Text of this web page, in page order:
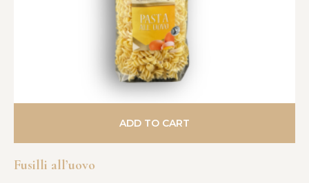
Fusilli all’uovo
ADD TO CART